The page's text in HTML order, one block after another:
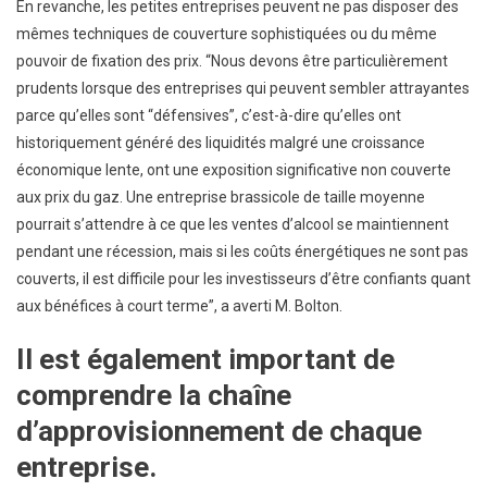
En revanche, les petites entreprises peuvent ne pas disposer des
mêmes techniques de couverture sophistiquées ou du même
pouvoir de fixation des prix. “Nous devons être particulièrement
prudents lorsque des entreprises qui peuvent sembler attrayantes
parce qu’elles sont “défensives”, c’est-à-dire qu’elles ont
historiquement généré des liquidités malgré une croissance
économique lente, ont une exposition significative non couverte
aux prix du gaz. Une entreprise brassicole de taille moyenne
pourrait s’attendre à ce que les ventes d’alcool se maintiennent
pendant une récession, mais si les coûts énergétiques ne sont pas
couverts, il est difficile pour les investisseurs d’être confiants quant
aux bénéfices à court terme”, a averti M. Bolton.
Il est également important de
comprendre la chaîne
d’approvisionnement de chaque
entreprise.